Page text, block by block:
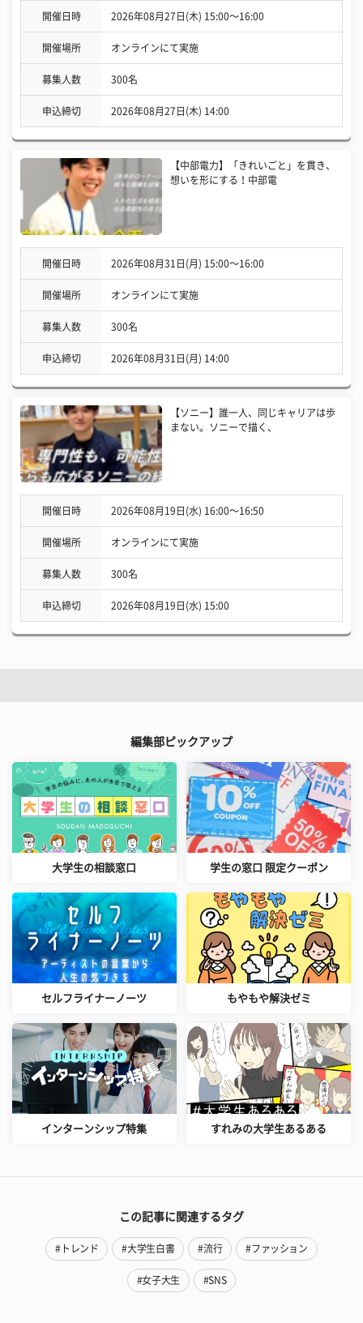
開催日時 2026年08月27日(木) 15:00〜16:00
開催場所 オンラインにて実施
募集人数 300名
申込締切 2026年08月27日(木) 14:00
【中部電力】「きれいごと」を貫き、
想いを形にする！中部電
開催日時 2026年08月31日(月) 15:00〜16:00
開催場所 オンラインにて実施
募集人数 300名
申込締切 2026年08月31日(月) 14:00
【ソニー】誰一人、同じキャリアは歩
まない。ソニーで描く、
開催日時 2026年08月19日(水) 16:00〜16:50
開催場所 オンラインにて実施
募集人数 300名
申込締切 2026年08月19日(水) 15:00
編集部ピックアップ
大学生の相談窓口 学生の窓口 限定クーポン
セルフライナーノーツ もやもや解決ゼミ
インターンシップ特集 すれみの大学生あるある
この記事に関連するタグ
#トレンド #大学生白書 #流行 #ファッション
#女子大生 #SNS